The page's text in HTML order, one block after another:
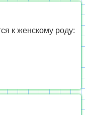
к женскому роду: